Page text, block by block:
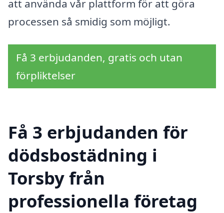
att använda vår plattform för att göra
processen så smidig som möjligt.
Få 3 erbjudanden, gratis och utan
förpliktelser
Få 3 erbjudanden för
dödsbostädning i
Torsby från
professionella företag